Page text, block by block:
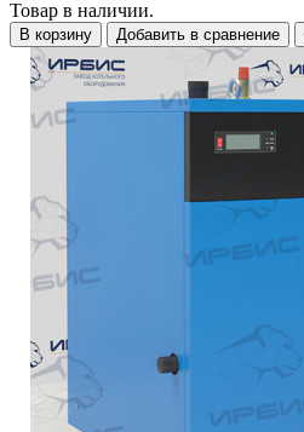
Товар в наличии.
В корзину Добавить в сравнение